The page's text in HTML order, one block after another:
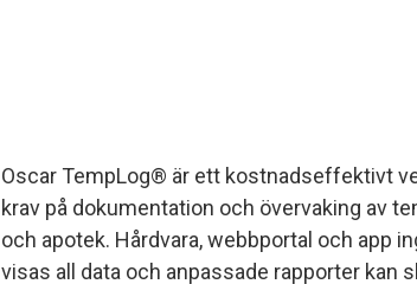
Oscar TempLog® är ett kostnadseffektivt
krav på dokumentation och övervaking av
och apotek. Hårdvara, webbportal och app
visas all data och anpassade rapporter kan